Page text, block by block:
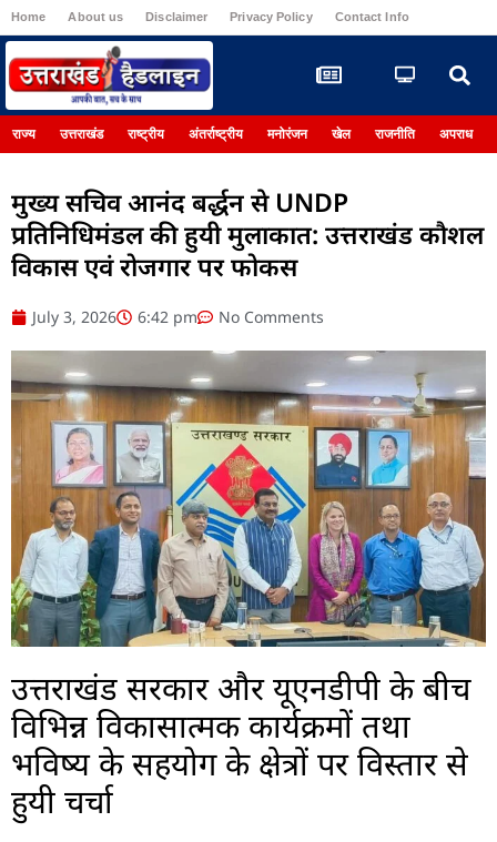
Home About us Disclaimer Privacy Policy Contact Info
राज्य उत्तराखंड राष्ट्रीय अंतर्राष्ट्रीय मनोरंजन खेल राजनीति अपराध
मुख्य सचिव आनंद बर्द्धन से UNDP
प्रतिनिधिमंडल की हुयी मुलाकात: उत्तराखंड कौशल
विकास एवं रोजगार पर फोकस
July 3, 2026 6:42 pm No Comments
उत्तराखंड सरकार और यूएनडीपी के बीच
विभिन्न विकासात्मक कार्यक्रमों तथा
भविष्य के सहयोग के क्षेत्रों पर विस्तार से
हुयी चर्चा